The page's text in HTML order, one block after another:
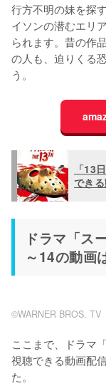
行方不明の妹を探
イソンの潜むエリ
られます。昔の作
の人も、迫りくる
う。
「13
でき
ドラマ「ス
～14の動画
©︎WARNER BROS. TV
ここまで、ドラマ
視聴できる動画配
た。